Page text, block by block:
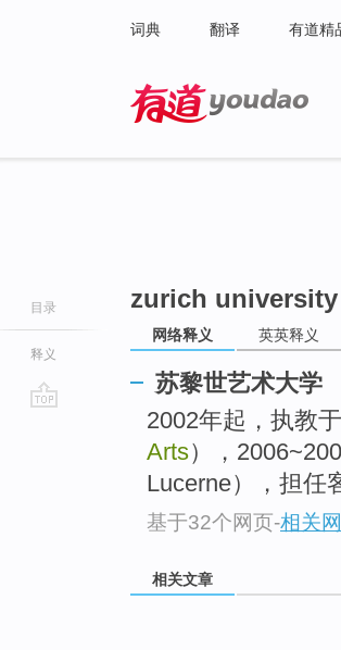
词典 翻译 有道精
目录
释义
zurich
网络释义 英英释义
苏黎世艺术大学
2002年起，执教于
Arts），
Lucerne），担任
基于32个网页-相关
相关文章